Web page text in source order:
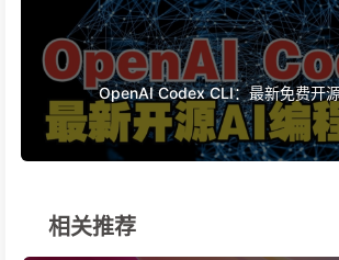
OpenAI Codex CLI：最新免费开
相关推荐